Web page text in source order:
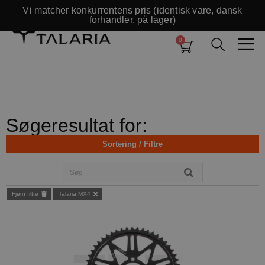
Vi matcher konkurrentens pris (identisk vare, dansk
forhandler, på lager)
Søgeresultat for:
Sortering / Filtre
Fjern filtre Talaria MX4